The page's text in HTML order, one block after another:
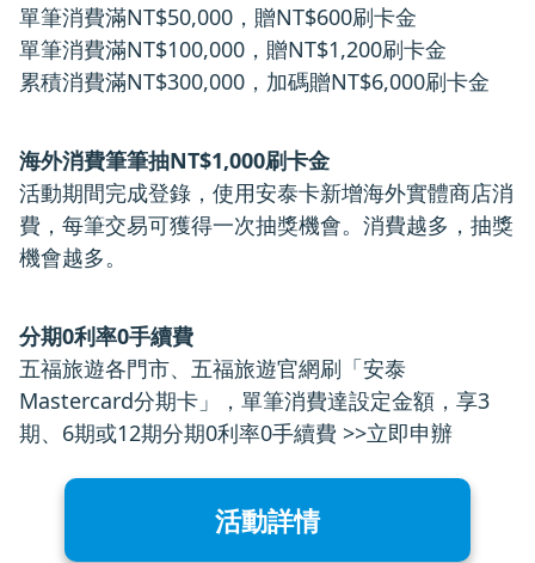
單筆消費滿NT$50,000，贈NT$600刷卡金
單筆消費滿NT$100,000，贈NT$1,200刷卡金
累積消費滿NT$300,000，加碼贈NT$6,000刷卡金
海外消費筆筆抽NT$1,000刷卡金
活動期間完成登錄，使用安泰卡新增海外實體商店消
費，每筆交易可獲得一次抽獎機會。消費越多，抽獎
機會越多。
分期0利率0手續費
五福旅遊各門市、五福旅遊官網刷「安泰
Mastercard分期卡」，單筆消費達設定金額，享3
期、6期或12期分期0利率0手續費 >>立即申辦
活動詳情